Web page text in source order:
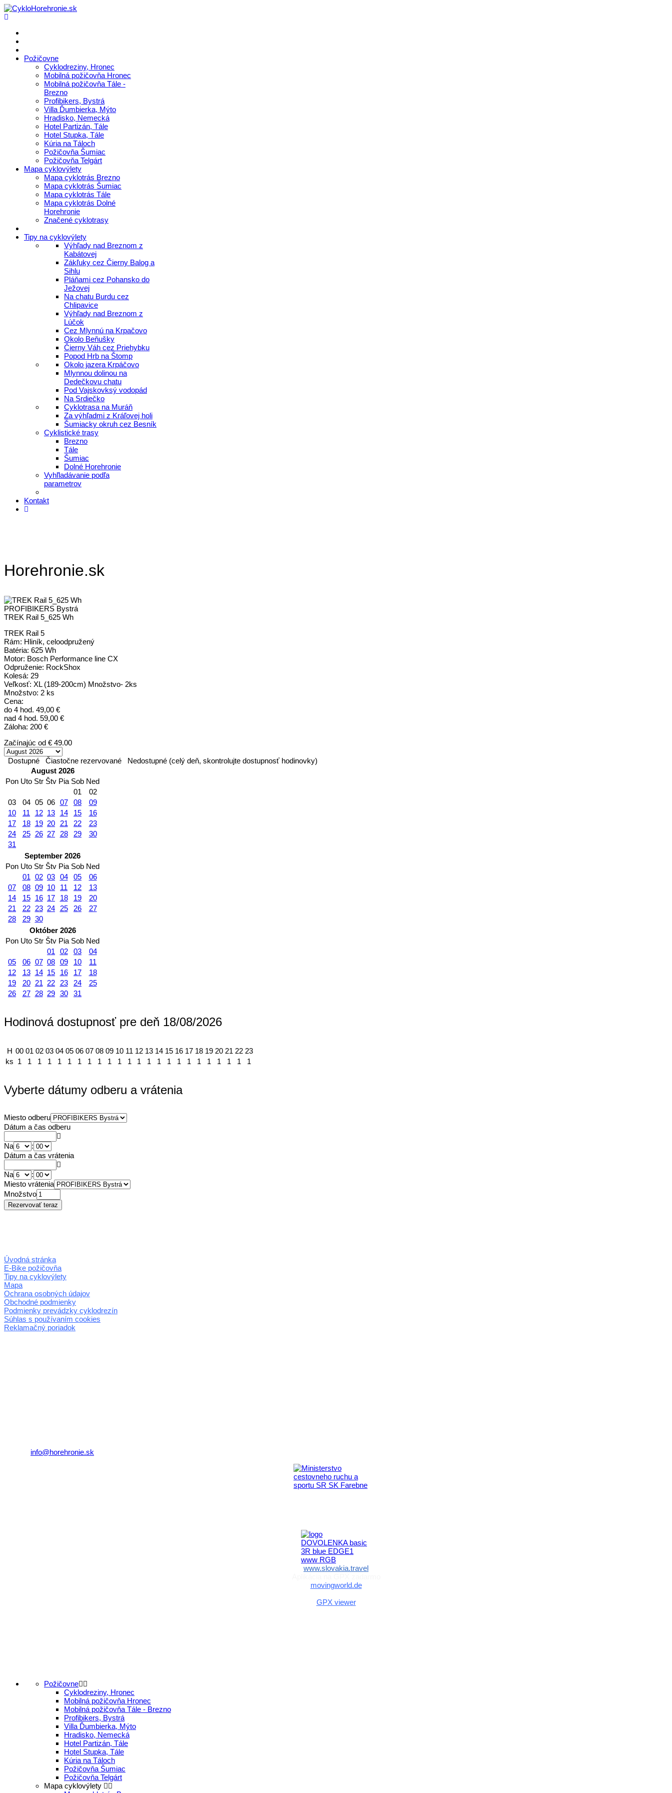
Požičovne
Cyklodreziny, Hronec
Mobilná požičovňa Hronec
Mobilná požičovňa Tále -
Brezno
Profibikers, Bystrá
Villa Ďumbierka, Mýto
Hradisko, Nemecká
Hotel Partizán, Tále
Hotel Stupka, Tále
Kúria na Táloch
Požičovňa Šumiac
Požičovňa Telgárt
Mapa cyklovýlety
Mapa cyklotrás Brezno
Mapa cyklotrás Šumiac
Mapa cyklotrás Tále
Mapa cyklotrás Dolné
Horehronie
Značené cyklotrasy
Tipy na cyklovýlety
Výhľady nad Breznom z
Kabátovej
Zákľuky cez Čierny Balog a
Sihlu
Pláňami cez Pohansko do
Ježovej
Na chatu Burdu cez
Chlipavice
Výhľady nad Breznom z
Lúčok
Cez Mlynnú na Krpačovo
Okolo Beňušky
Čierny Váh cez Priehybku
Popod Hrb na Štomp
Okolo jazera Krpáčovo
Mlynnou dolinou na
Dedečkovu chatu
Pod Vajskovksý vodopád
Na Srdiečko
Cyklotrasa na Muráň
Za výhľadmi z Kráľovej holi
Šumiacky okruh cez Besník
Cyklistické trasy
Brezno
Tále
Šumiac
Dolné Horehronie
Vyhľladávanie podľa
parametrov
Kontakt
Horehronie.sk
PROFIBIKERS Bystrá
TREK Rail 5_625 Wh
TREK Rail 5
Rám: Hliník, celoodpružený
Batéria: 625 Wh
Motor: Bosch Performance line CX
Odpruženie: RockShox
Kolesá: 29
Veľkosť: XL (189-200cm) Množstvo- 2ks
Množstvo: 2 ks
Cena:
do 4 hod. 49,00 €
nad 4 hod. 59,00 €
Záloha: 200 €
Začínajúc od € 49.00
Dostupné Čiastočne rezervované
Nedostupné (celý deň, skontrolujte dostupnosť hodinovky)
August 2026
Pon Uto Str Štv Pia Sob Ned
01
02
03
04 05 06 07 08
09
10
11 12 13 14 15
16
17
18 19 20 21 22
23
24
25 26 27 28 29
30
31
September 2026
Pon Uto Str Štv Pia Sob Ned
01 02 03 04 05
06
07
08 09 10 11 12
13
14
15 16 17 18 19
20
21
22 23 24 25 26
27
28
29 30
Október 2026
Pon Uto Str Štv Pia Sob Ned
01
02 03
04
05
06 07 08 09 10
11
12
13 14 15 16 17
18
19
20 21 22 23 24
25
26
27 28 29 30 31
Hodinová dostupnosť pre deň 18/08/2026
H 00 01 02 03 04 05 06 07 08 09 10 11 12 13 14 15 16 17 18 19 20 21 22 23
ks 1 1 1 1 1 1 1 1 1 1 1 1 1 1 1 1 1 1 1 1 1 1 1 1
Vyberte dátumy odberu a vrátenia
Miesto odberu
Dátum a čas odberu
Na
:
Dátum a čas vrátenia
Na
:
Miesto vrátenia
Množstvo
Úvodná stránka
E-Bike požičovňa
Tipy na cyklovýlety
Mapa
Ochrana osobných údajov
Obchodné podmienky
Podmienky prevádzky cyklodrezín
Súhlas s používaním cookies
Reklamačný poriadok
info@horehronie.sk
www.slovakia.travel
movingworld.de
GPX viewer
Požičovne
Cyklodreziny, Hronec
Mobilná požičovňa Hronec
Mobilná požičovňa Tále - Brezno
Profibikers, Bystrá
Villa Ďumbierka, Mýto
Hradisko, Nemecká
Hotel Partizán, Tále
Hotel Stupka, Tále
Kúria na Táloch
Požičovňa Šumiac
Požičovňa Telgárt
Mapa cyklovýlety